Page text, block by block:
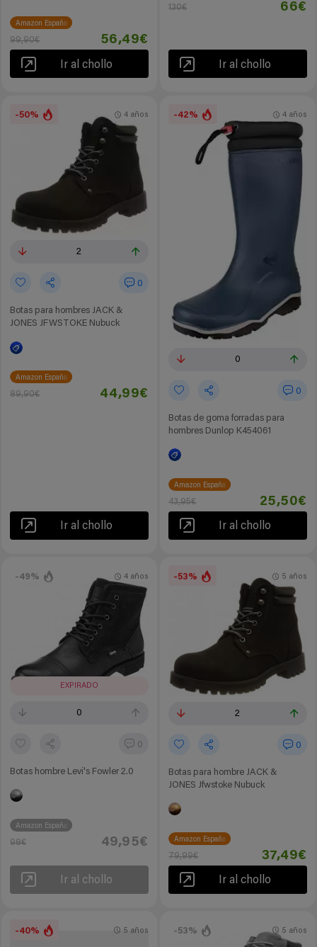
Amazon España
99,90€ 56,49€
Ir al chollo
130€ 66€
Ir al chollo
-50%
2
0
Botas para hombres JACK &
JONES JFWSTOKE Nubuck
4 años
Amazon España
89,90€ 44,99€
Ir al chollo
-42%
0
0
Botas de goma forradas para
hombres Dunlop K454061
4 años
Amazon España
43,95€ 25,50€
Ir al chollo
-49%
EXPIRADO
0
0
Botas hombre Levi's Fowler 2.0
4 años
Amazon España
98€ 49,95€
Ir al chollo
-53%
2
0
Botas para hombre JACK &
JONES Jfwstoke Nubuck
5 años
Amazon España
79,99€ 37,49€
Ir al chollo
-40% 5 años -53% 5 años